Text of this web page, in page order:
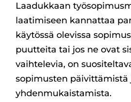
Laadukkaan
laatimiseen kannattaa
käytössä olevissa
puutteita tai jos ne ovat
vaihtelevia, on
sopimusten päivittämistä
yhdenmukaistamista.